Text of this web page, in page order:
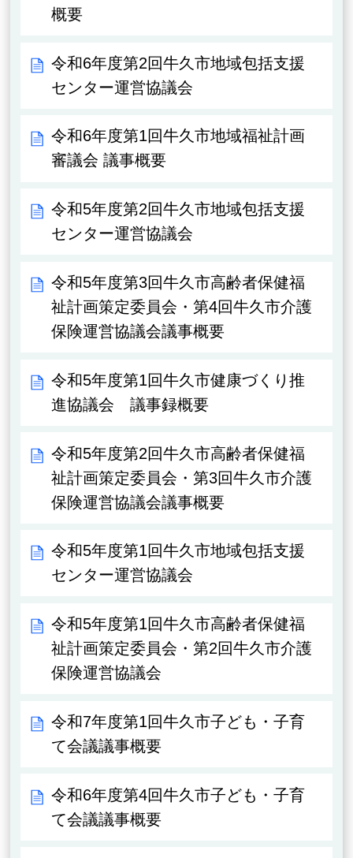
概要
令和6年度第2回牛久市地域包括支援
センター運営協議会
令和6年度第1回牛久市地域福祉計画
審議会 議事概要
令和5年度第2回牛久市地域包括支援
センター運営協議会
令和5年度第3回牛久市高齢者保健福
祉計画策定委員会・第4回牛久市介護
保険運営協議会議事概要
令和5年度第1回牛久市健康づくり推
進協議会 議事録概要
令和5年度第2回牛久市高齢者保健福
祉計画策定委員会・第3回牛久市介護
保険運営協議会議事概要
令和5年度第1回牛久市地域包括支援
センター運営協議会
令和5年度第1回牛久市高齢者保健福
祉計画策定委員会・第2回牛久市介護
保険運営協議会
令和7年度第1回牛久市子ども・子育
て会議議事概要
令和6年度第4回牛久市子ども・子育
て会議議事概要